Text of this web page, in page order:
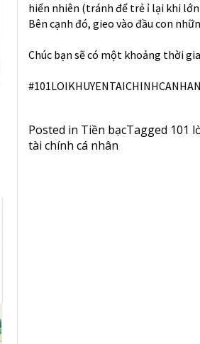
hiển nhiên (tránh để trẻ ỉ lại khi
Bên cạnh đó, gieo vào đầu con
Chúc bạn sẽ có một khoảng thời
#101LOIKHUYENTAICHINHCANHAN
Posted in Tiền bạcTagged 101
tài chính cá nhân